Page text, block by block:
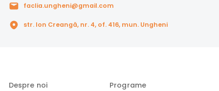
faclia.ungheni@gmail.com
str. Ion Creangă, nr. 4, of. 416, mun. Ungheni
Despre noi
Programe